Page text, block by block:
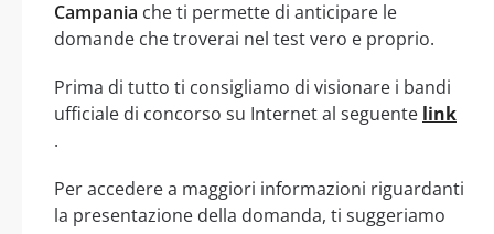
Campania che ti permette di anticipare le
domande che troverai nel test vero e proprio.
Prima di tutto ti consigliamo di visionare i bandi
ufficiale di concorso su Internet al seguente link
.
Per accedere a maggiori informazioni riguardanti
la presentazione della domanda, ti suggeriamo